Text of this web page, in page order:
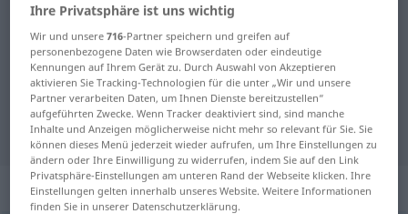
Deutsch-Dänisch Wörterbuch
Deutsch-Dänisch Übersetzung für
"schnippisch"
"schnippisch" Dänisch Übersetzung
„schnippisch“
Ihre Privatsphäre ist uns wichtig
Wir und unsere716-Partner speichern und greifen auf
personenbezogene Daten wie Browserdaten oder eindeutige
Kennungen auf Ihrem Gerät zu. Durch Auswahl von Akzeptieren
aktivieren Sie Tracking-Technologien für die unter „Wir und unsere
Partner verarbeiten Daten, um Ihnen Dienste bereitzustellen“
aufgeführten Zwecke. Wenn Tracker deaktiviert sind, sind manche
Inhalte und Anzeigen möglicherweise nicht mehr so relevant für Sie. Sie
können dieses Menü jederzeit wieder aufrufen, um Ihre Einstellungen zu
ändern oder Ihre Einwilligung zu widerrufen, indem Sie auf den Link
Privatsphäre-Einstellungen am unteren Rand der Webseite klicken. Ihre
Einstellungen gelten innerhalb unseres Website. Weitere Informationen
finden Sie in unserer Datenschutzerklärung.